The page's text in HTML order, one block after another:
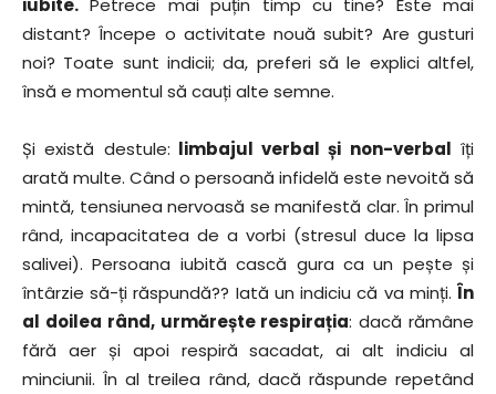
distant? Începe o activitate nouă subit? Are gusturi
noi? Toate sunt indicii; da, preferi să le explici altfel,
însă e momentul să cauți alte semne.
Și există destule: limbajul verbal și non-verbal îți
arată multe. Când o persoană infidelă este nevoită să
mintă, tensiunea nervoasă se manifestă clar. În primul
rând, incapacitatea de a vorbi (stresul duce la lipsa
salivei). Persoana iubită cască gura ca un pește și
întârzie să-ți răspundă?? Iată un indiciu că va minți. În
al doilea rând, urmărește respirația: dacă rămâne
fără aer și apoi respiră sacadat, ai alt indiciu al
minciunii. În al treilea rând, dacă răspunde repetând